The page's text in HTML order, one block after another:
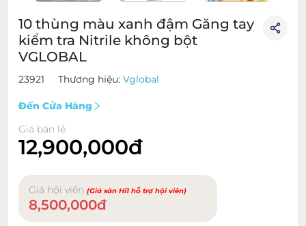
10 thùng màu xanh đậm Găng tay
kiểm tra Nitrile không bột
VGLOBAL
23921 Thương hiệu: Vglobal
Đến Cửa Hàng
Giá bán lẻ
12,900,000đ
Giá hội viên (Giá sàn Hi1 hỗ trợ hội viên)
8,500,000đ